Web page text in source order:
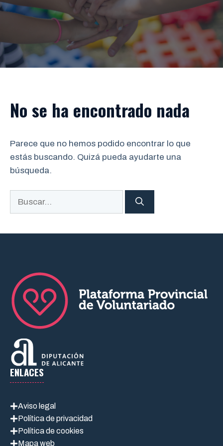
No se ha encontrado nada
Parece que no hemos podido encontrar lo que
estás buscando. Quizá pueda ayudarte una
búsqueda.
ENLACES
Aviso legal
Política de privacidad
Política de cookies
Mapa web